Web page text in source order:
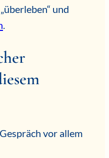
und
.
vor allem